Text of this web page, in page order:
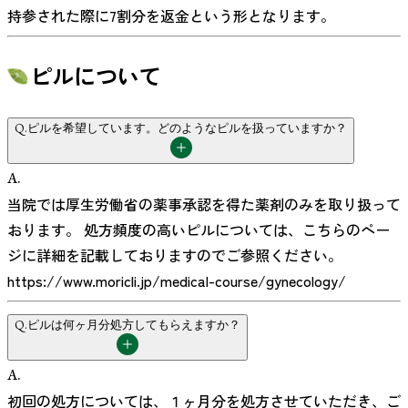
持参された際に7割分を返金という形となります。
ピルについて
Q. ピルを希望しています。どのようなピルを扱っていますか？
A.
当院では厚生労働省の薬事承認を得た薬剤のみを取り扱って
おります。 処方頻度の高いピルについては、こちらのペー
ジに詳細を記載しておりますのでご参照ください。
https://www.moricli.jp/medical-course/gynecology/
Q. ピルは何ヶ月分処方してもらえますか？
A.
初回の処方については、１ヶ月分を処方させていただき、ご